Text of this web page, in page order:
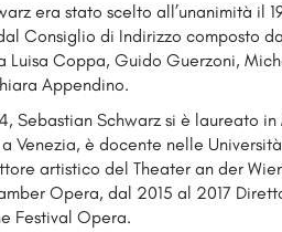
era stato scelto all’unanimità il
Consiglio di Indirizzo composto
Luisa Coppa, Guido Guerzoni,
Appendino.
Sebastian Schwarz si è laureato
Venezia, è docente nelle
artistico del Theater an der
Opera, dal 2015 al 2017
Festival Opera.